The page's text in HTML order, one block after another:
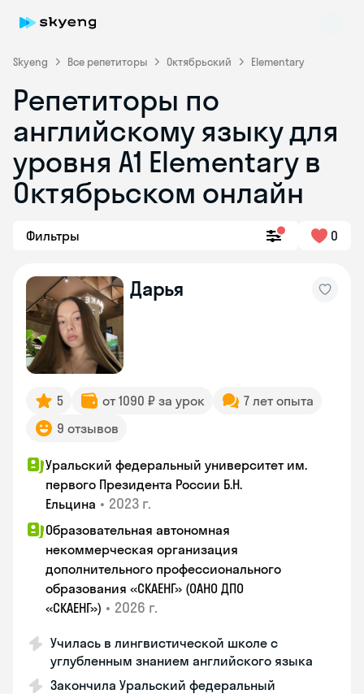
Skyeng Все репетиторы Октябрьский Elementary
Репетиторы по
английскому языку для
уровня A1 Elementary в
Октябрьском онлайн
Фильтры 0
Дарья
5 от 1090 ₽ за урок
7 лет опыта
9 отзывов
Уральский федеральный университет им.
первого Президента России Б.Н.
Ельцина • 2023 г.
Образовательная автономная
некоммерческая организация
дополнительного профессионального
образования «СКАЕНГ» (ОАНО ДПО
«СКАЕНГ») • 2026 г.
Училась в лингвистической школе с
углубленным знанием английского языка
Закончила Уральский федеральный
Skyeng Chat